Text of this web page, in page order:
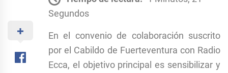
Segundos
En el convenio de colaboración suscrito
por el Cabildo de Fuerteventura con Radio
Ecca, el objetivo principal es sensibilizar y